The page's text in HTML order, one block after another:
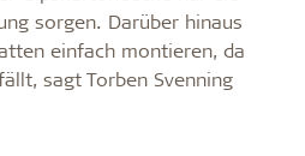
sorgen. Darüber hinaus
einfach montieren, da
sagt Torben Svenning